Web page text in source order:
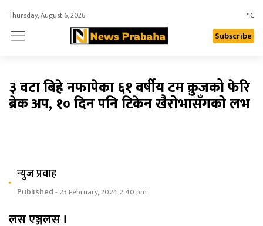
Thursday, August 6, 2026 °C
Subscribe
३ वटा बिहे नफापेका ६१ वर्षीय टम क्रुजको फेरि
ब्रेक अप, १० दिन पनि टिकेन खैरोभासँगको लभ
न्युज प्रवाह
Published- 23 February, 2024 2:40 pm
लस एञ्जलस ।